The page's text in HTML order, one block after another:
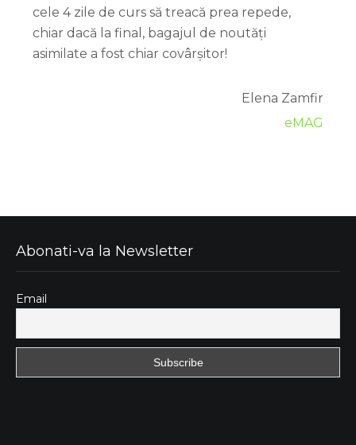
cele 4 zile de curs să treacă prea repede,
chiar dacă la final, bagajul de noutăți
asimilate a fost chiar covârșitor!
Elena Zamfir
eMAG
Abonati-va la Newsletter
Email